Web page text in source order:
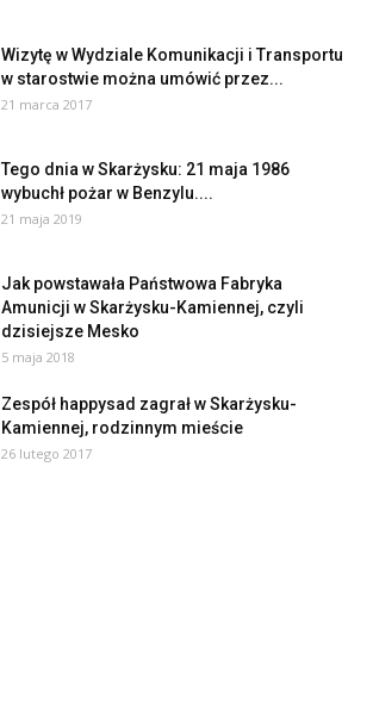
Wizytę w Wydziale Komunikacji i Transportu
w starostwie można umówić przez...
21 marca 2017
Tego dnia w Skarżysku: 21 maja 1986
wybuchł pożar w Benzylu....
21 maja 2019
Jak powstawała Państwowa Fabryka
Amunicji w Skarżysku-Kamiennej, czyli
dzisiejsze Mesko
5 maja 2018
Zespół happysad zagrał w Skarżysku-
Kamiennej, rodzinnym mieście
26 lutego 2017